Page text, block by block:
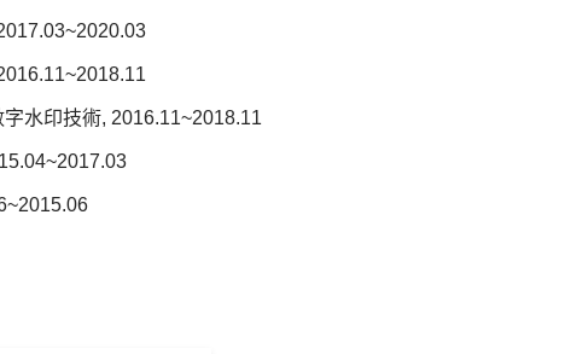
水印技術, 2016.11~2018.11